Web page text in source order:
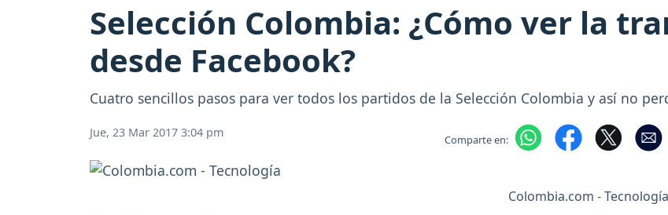
Selección Colombia: ¿Cómo ver la
desde Facebook?
Cuatro sencillos pasos para ver todos los partidos de la Selección Colombia y así no
Jue, 23 Mar 2017 3:04 pm Comparte en:
Colombia.com - Tecnología